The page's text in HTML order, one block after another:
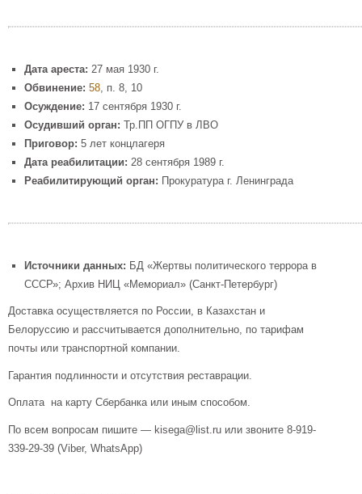
Дата ареста: 27 мая 1930 г.
Обвинение: 58, п. 8, 10
Осуждение: 17 сентября 1930 г.
Осудивший орган: Тр.ПП ОГПУ в ЛВО
Приговор: 5 лет концлагеря
Дата реабилитации: 28 сентября 1989 г.
Реабилитирующий орган: Прокуратура г. Ленинграда
Источники данных: БД «Жертвы политического террора в
СССР»; Архив НИЦ «Мемориал» (Санкт-Петербург)
Доставка осуществляется по России, в Казахстан и
Белоруссию и рассчитывается дополнительно, по тарифам
почты или транспортной компании.
Гарантия подлинности и отсутствия реставрации.
Оплата на карту Сбербанка или иным способом.
По всем вопросам пишите — kisega@list.ru или звоните 8-919-
339-29-39 (Viber, WhatsApp)